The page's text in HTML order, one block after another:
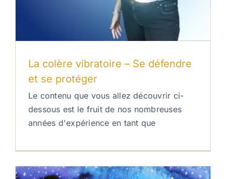
La colère vibratoire – Se défendre
et se protéger
Le contenu que vous allez découvrir ci-
dessous est le fruit de nos nombreuses
années d'expérience en tant que